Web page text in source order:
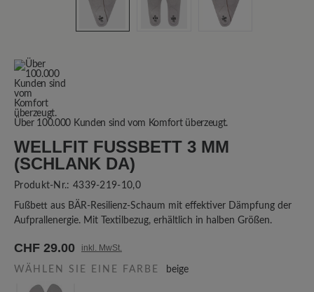
Über 100.000 Kunden sind vom Komfort überzeugt.
WELLFIT FUSSBETT 3 MM (
SCHLANK DA)
Produkt-Nr.: 4339-219-10,0
Fußbett aus BÄR-Resilienz-Schaum mit effektiver Dämpfung der
Aufprallenergie. Mit Textilbezug, erhältlich in halben Größen.
CHF 29.00 inkl. MwSt.
WÄHLEN SIE EINE FARBE beige